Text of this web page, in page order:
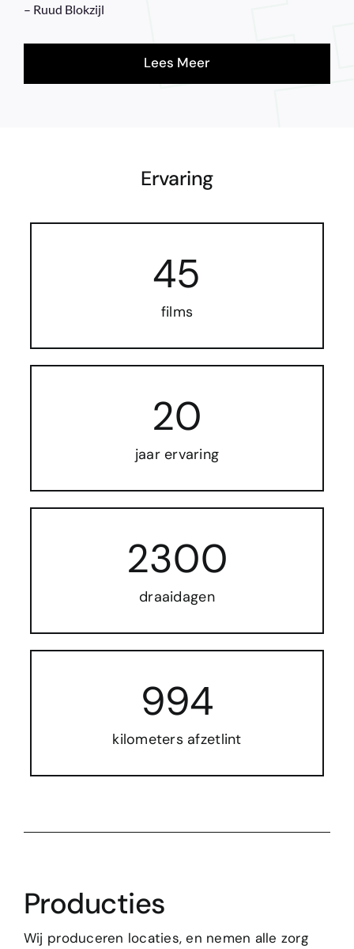
– Ruud Blokzijl
Lees Meer
Ervaring
45
films
20
jaar ervaring
2300
draaidagen
994
kilometers afzetlint
Producties
Wij produceren locaties, en nemen alle zorg